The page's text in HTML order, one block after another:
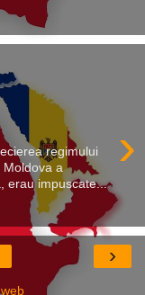
›
regimului
Moldova a
erau impuscate...
›